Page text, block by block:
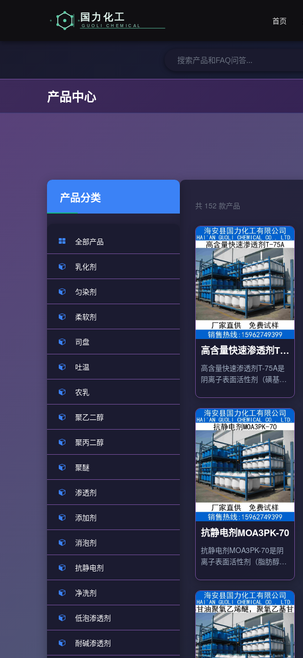
首页
产品中心
产品分类
全部产品
乳化剂
匀染剂
柔软剂
司盘
吐温
农乳
聚乙二醇
聚丙二醇
聚醚
渗透剂
添加剂
消泡剂
抗静电剂
净洗剂
低泡渗透剂
耐碱渗透剂
共 152 款产品
高含量快速渗透剂T-
75A
高含量快速渗透剂T-75A是
阴离子表面活性剂（磺基琥
抗静电剂MOA3PK-70
抗静电剂MOA3PK-70是阴
离子表面活性剂（脂肪醇聚